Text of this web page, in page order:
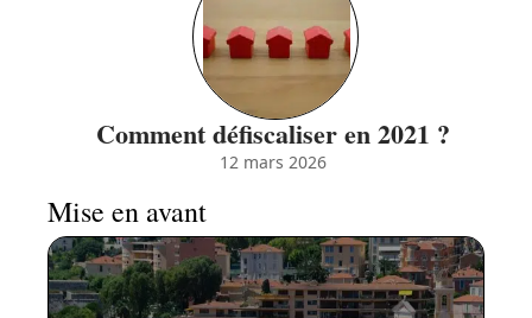
Comment défiscaliser en 2021 ?
12 mars 2026
Mise en avant